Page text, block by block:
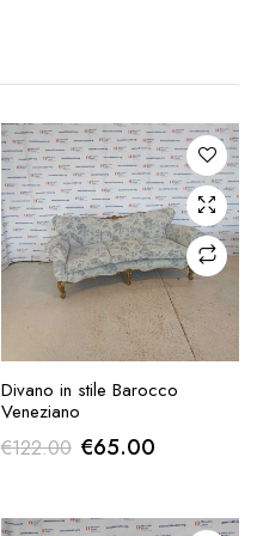
RICHIESTA
Divano in stile Barocco
Veneziano
€122.00 Il
originale
€65.00Il
attuale